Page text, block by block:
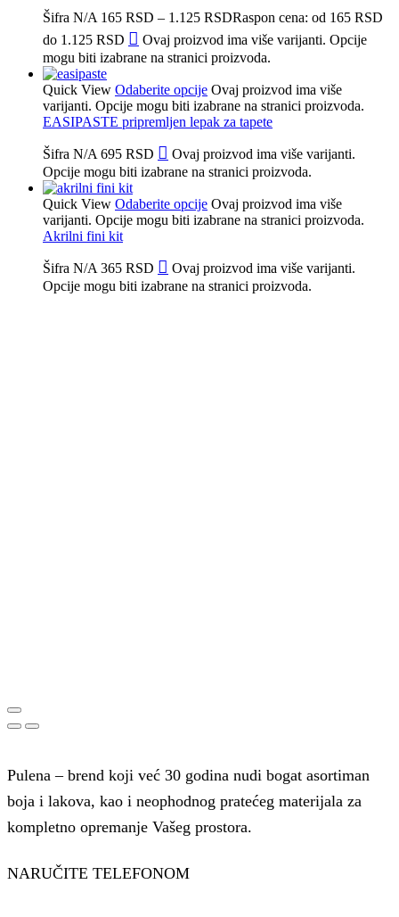
Šifra N/A 165 RSD – 1.125 RSDRaspon cena: od 165 RSD
do 1.125 RSD
Ovaj proizvod ima više varijanti. Opcije
mogu biti izabrane na stranici proizvoda.
Quick View Odaberite opcije Ovaj proizvod ima više
varijanti. Opcije mogu biti izabrane na stranici proizvoda.
EASIPASTE pripremljen lepak za tapete
Šifra N/A 695 RSD
Ovaj proizvod ima više varijanti.
Opcije mogu biti izabrane na stranici proizvoda.
Quick View Odaberite opcije Ovaj proizvod ima više
varijanti. Opcije mogu biti izabrane na stranici proizvoda.
Akrilni fini kit
Šifra N/A 365 RSD
Ovaj proizvod ima više varijanti.
Opcije mogu biti izabrane na stranici proizvoda.
Pulena – brend koji već 30 godina nudi bogat asortiman
boja i lakova, kao i neophodnog pratećeg materijala za
kompletno opremanje Vašeg prostora.
NARUČITE TELEFONOM